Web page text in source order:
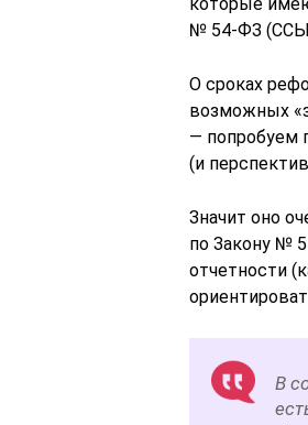
№ 54-ФЗ
О сроках
возможных
— попробуем
(и
Значит оно
по Закону №
отчетности
В